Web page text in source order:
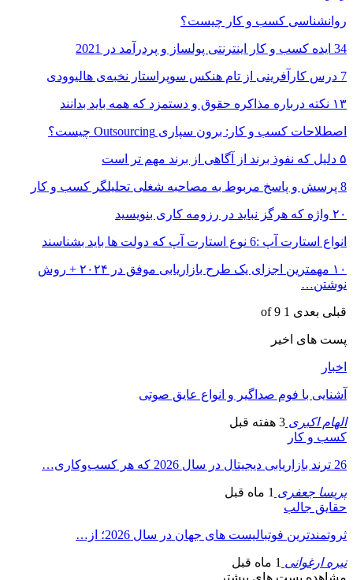
روانشناسی کسب و کار چیست؟
34 ایده کسب و کار اینترنتی پولساز و پردرآمد در 2021
7 درس کارآفرینی از تام هنکس سوپراستار نخبه‌ی هالیوودی
۱۳ نکته درباره مذاکره حقوق و دستمزد که همه باید بدانند
اصطلاحات کسب و کار: برون‌ سپاری Outsourcing چیست؟
۵ دلیل که نفوذ برند از آگاهی از برند مهم تر است
8 پرسش و پاسخ مربوط به مصاحبه شغلی تحلیلگر کسب و کار
۲۰ واژه که هرگز نباید در رزومه کاری بنویسید
انواع استارت آپ :6 نوع استارت آپ که دولت ها باید بشناسند
۱۰ مهمترین اجزای یک طرح بازاریابی موفق در ۲۰۲۴ + روش
نوشتن…
قبلی بعدی 1 of 9
پست های اخیر
اخبار
آشنایی با فوم صداگیر و انواع عایق صوتی
الهام اکبری 3 هفته قبل
کسب و کار
26 ترند بازاریابی دیجیتال در سال 2026 که هر کسب‌وکاری…
پریسا جعفری 1 ماه قبل
حقایق جالب
ثروتمندترین فوتبالیست های جهان در سال 2026؛ از…
نیره ارغوانی 1 ماه قبل
مشاهده پست های بیشتر